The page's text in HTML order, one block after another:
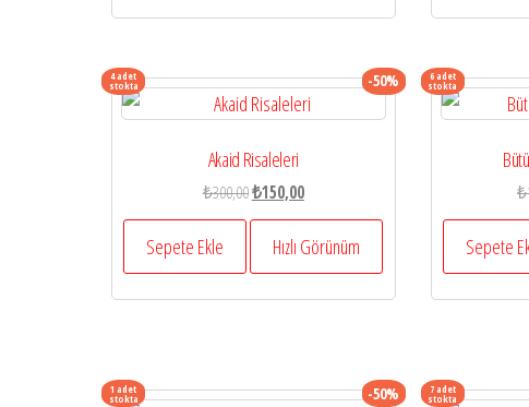
4 adet
stokta -50%
Akaid Risaleleri
₺300,00Orijinal
fiyat:
₺300,00.
₺150,00Şu
andaki
fiyat:
₺150,00.
Sepete Ekle Hızlı Görünüm
6 adet
stokta
₺
Sepete
1 adet
stokta -50% 7 adet
stokta